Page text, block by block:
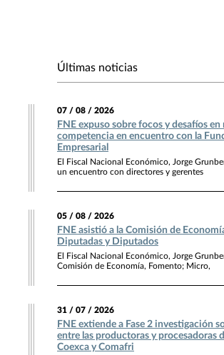
Últimas noticias
07 / 08 / 2026
FNE expuso sobre focos y desafíos
competencia en encuentro con la
Empresarial
El Fiscal Nacional Económico, Jorge
un encuentro con directores y gerentes
05 / 08 / 2026
FNE asistió a la Comisión de
Diputadas y Diputados
El Fiscal Nacional Económico, Jorge
Comisión de Economía, Fomento; Micro,
31 / 07 / 2026
FNE extiende a Fase 2 investigación
entre las productoras y procesadoras
Coexca y Comafri